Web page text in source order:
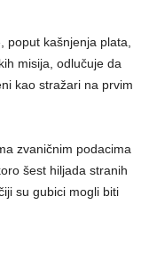
poput kašnjenja plata,
misija, odlučuje da
kao stražari na prvim
zvaničnim podacima
šest hiljada stranih
su gubici mogli biti